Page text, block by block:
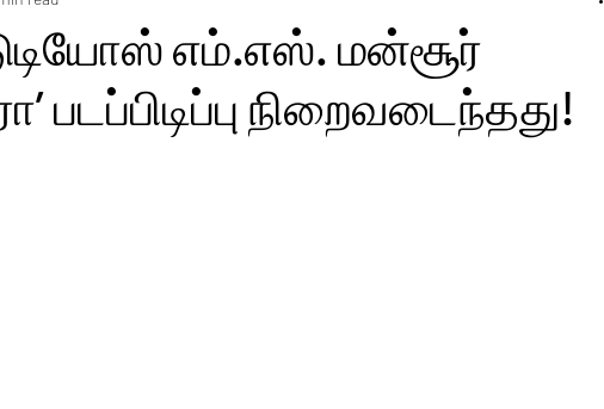
எம்.எஸ். மன்சூர்
படப்பிடிப்பு நிறைவடைந்தது!